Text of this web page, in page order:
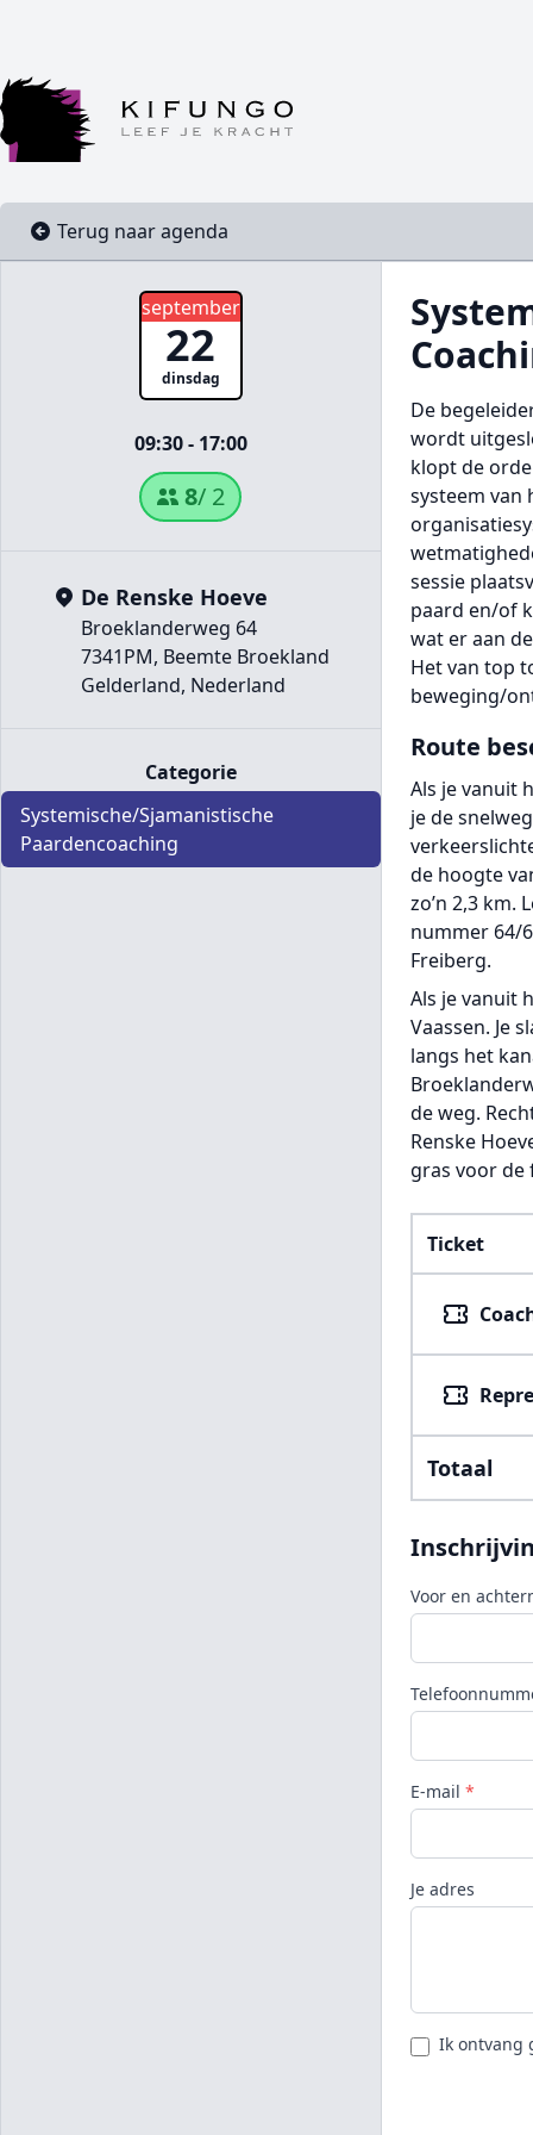
Terug naar agenda
september
22
dinsdag
09:30 - 17:00
8/ 2
De Renske Hoeve
Broeklanderweg 64
7341PM, Beemte Broekland
Gelderland, Nederland
Categorie
Systemische/Sjamanistische
Paardencoaching
De
wordt
klopt de
systeem
sessie
paard en/of
wat er aan
Het van top
beweging/
Route
Als je vanuit
je de
de hoogte
zo’n 2,3 km.
nummer 64/
Freiberg.
Als je vanuit
Vaassen. Je
langs het
de weg.
Renske
gras voor
Ticket
Totaal
Voor en
E-mail *
Je adres
Ik ontvang